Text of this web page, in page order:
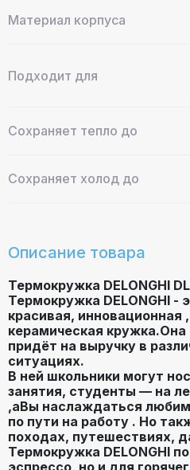
Материал корпуса
Подходит для
Сохраняет тепло до
Сохраняет холод до
Описание товара
Термокружка DELONGHI
Термокружка DELONGHI -
красивая, инновационная
керамическая кружка.Она
придёт на выручку в
ситуациях.
В ней школьники могут
занятия, студенты — на
,аВы наслаждаться
по пути на работу . Но
походах, путешествиях,
Термокружка DELONGHI